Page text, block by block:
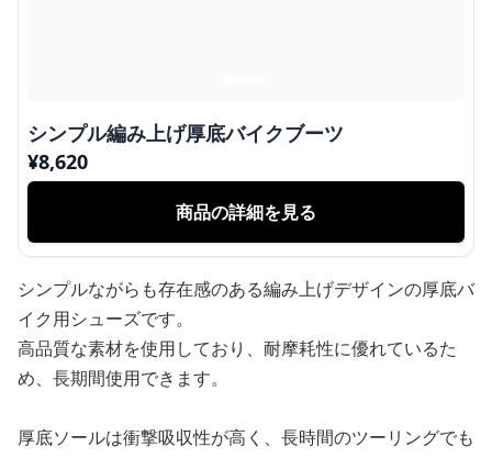
シンプル編み上げ厚底バイクブーツ
¥8,620
商品の詳細を見る
シンプルながらも存在感のある編み上げデザインの厚底バ
イク用シューズです。
高品質な素材を使用しており、耐摩耗性に優れているた
め、長期間使用できます。
厚底ソールは衝撃吸収性が高く、長時間のツーリングでも